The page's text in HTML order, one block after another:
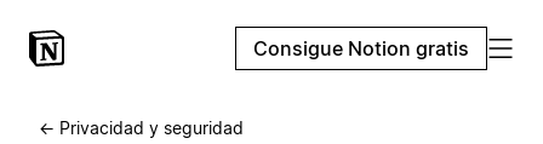
Consigue Notion gratis
← Privacidad y seguridad